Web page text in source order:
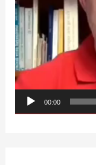
o
P
l
a
y
00:00